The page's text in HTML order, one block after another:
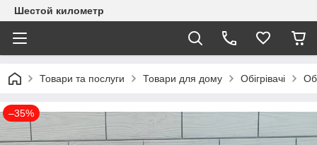
Шестой километр
Товари та послуги Товари для дому Обігрівачі
–35%